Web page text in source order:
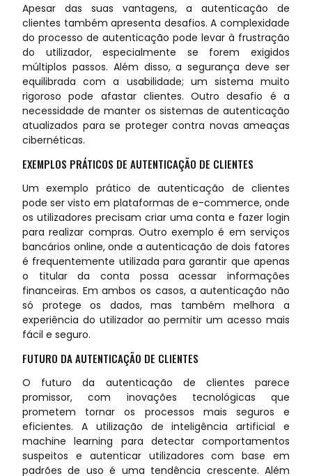
Apesar das suas vantagens, a autenticação de
clientes também apresenta desafios. A complexidade
do processo de autenticação pode levar à frustração
do utilizador, especialmente se forem exigidos
múltiplos passos. Além disso, a segurança deve ser
equilibrada com a usabilidade; um sistema muito
rigoroso pode afastar clientes. Outro desafio é a
necessidade de manter os sistemas de autenticação
atualizados para se proteger contra novas ameaças
cibernéticas.
EXEMPLOS PRÁTICOS DE AUTENTICAÇÃO DE CLIENTES
Um exemplo prático de autenticação de clientes
pode ser visto em plataformas de e-commerce, onde
os utilizadores precisam criar uma conta e fazer login
para realizar compras. Outro exemplo é em serviços
bancários online, onde a autenticação de dois fatores
é frequentemente utilizada para garantir que apenas
o titular da conta possa acessar informações
financeiras. Em ambos os casos, a autenticação não
só protege os dados, mas também melhora a
experiência do utilizador ao permitir um acesso mais
fácil e seguro.
FUTURO DA AUTENTICAÇÃO DE CLIENTES
O futuro da autenticação de clientes parece
promissor, com inovações tecnológicas que
prometem tornar os processos mais seguros e
eficientes. A utilização de inteligência artificial e
machine learning para detectar comportamentos
suspeitos e autenticar utilizadores com base em
padrões de uso é uma tendência crescente. Além